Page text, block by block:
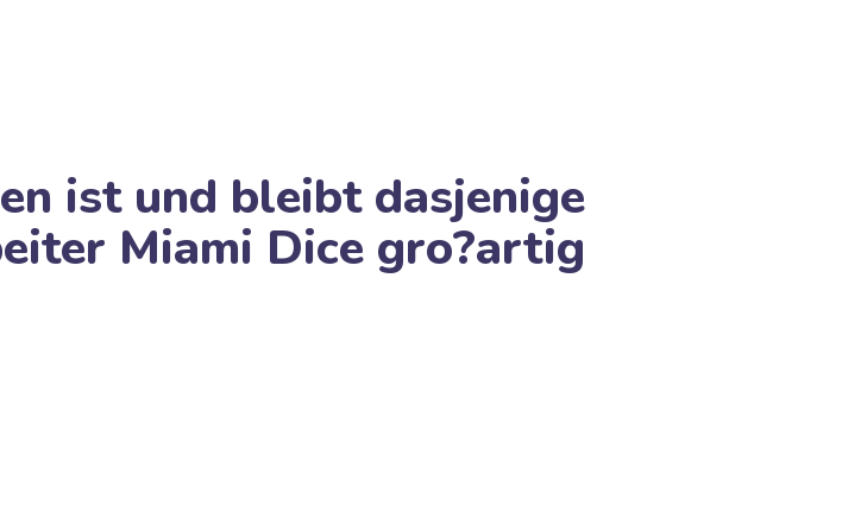
ist und bleibt dasjenige
Miami Dice gro?artig